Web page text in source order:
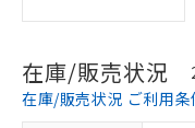
在庫/販売状況
在庫/販売状況 ご利用条